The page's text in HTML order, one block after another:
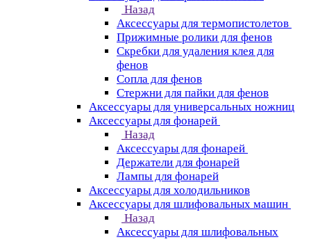
Назад
Аксессуары для термопистолетов
Прижимные ролики для фенов
Скребки для удаления клея для
фенов
Сопла для фенов
Стержни для пайки для фенов
Аксессуары для универсальных ножниц
Аксессуары для фонарей
Назад
Аксессуары для фонарей
Держатели для фонарей
Лампы для фонарей
Аксессуары для холодильников
Аксессуары для шлифовальных машин
Назад
Аксессуары для шлифовальных